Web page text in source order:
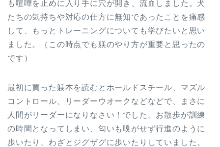
も喧嘩を止めに入り手に穴が開き、流血しました。犬
たちの気持ちや対応の仕方に無知であったことを痛感
して、もっとトレーニングについても学びたいと思い
ました。（この時点でも躾のやり方が重要と思ったの
です）
最初に買った躾本を読むとホールドスチール、マズル
コントロール、リーダーウオークなどなどで、まさに
人間がリーダーになりなさい！でした。お散歩が訓練
の時間となってしまい、匂いも嗅がせず行進のように
歩いたり、わざとジグザグに歩いたりしていました。